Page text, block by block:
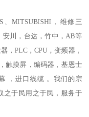
、MITSUBISHI，维修三
川，台达，竹中，AB等
，PLC，CPU，变频器，
触摸屏，编码器，基恩士
，进口线缆 。我们的宗
之于民用之于民，服务于